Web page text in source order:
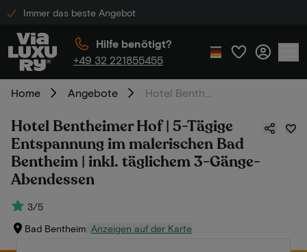
Immer das beste Angebot
Hilfe benötigt?
+49 32 221855455
Home Angebote
Hotel Bentheimer Hof | 5-Tägige
Entspannung im malerischen Bad
Bentheim | inkl. täglichem 3-Gänge-
Abendessen
3/5
Bad Bentheim Anzeigen auf der Karte